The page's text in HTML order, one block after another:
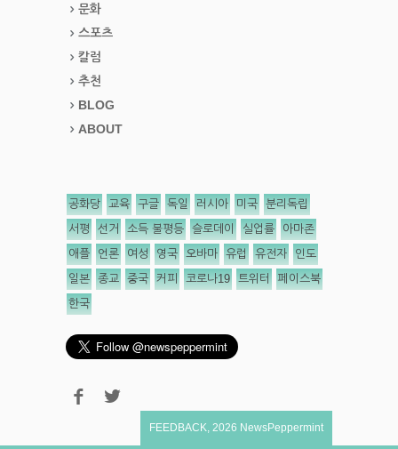
문화
스포츠
칼럼
추천
BLOG
ABOUT
공화당 교육 구글 독일 러시아 미국 분리독립
서평 선거 소득 불평등 슬로데이 실업률 아마존
애플 언론 여성 영국 오바마 유럽 유전자 인도
일본 종교 중국 커피 코로나19 트위터 페이스북
한국
FEEDBACK 2026 NewsPeppermint